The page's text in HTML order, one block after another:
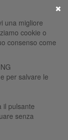
una migliore
cookie o
consenso come
per salvare le
il pulsante
senza
×